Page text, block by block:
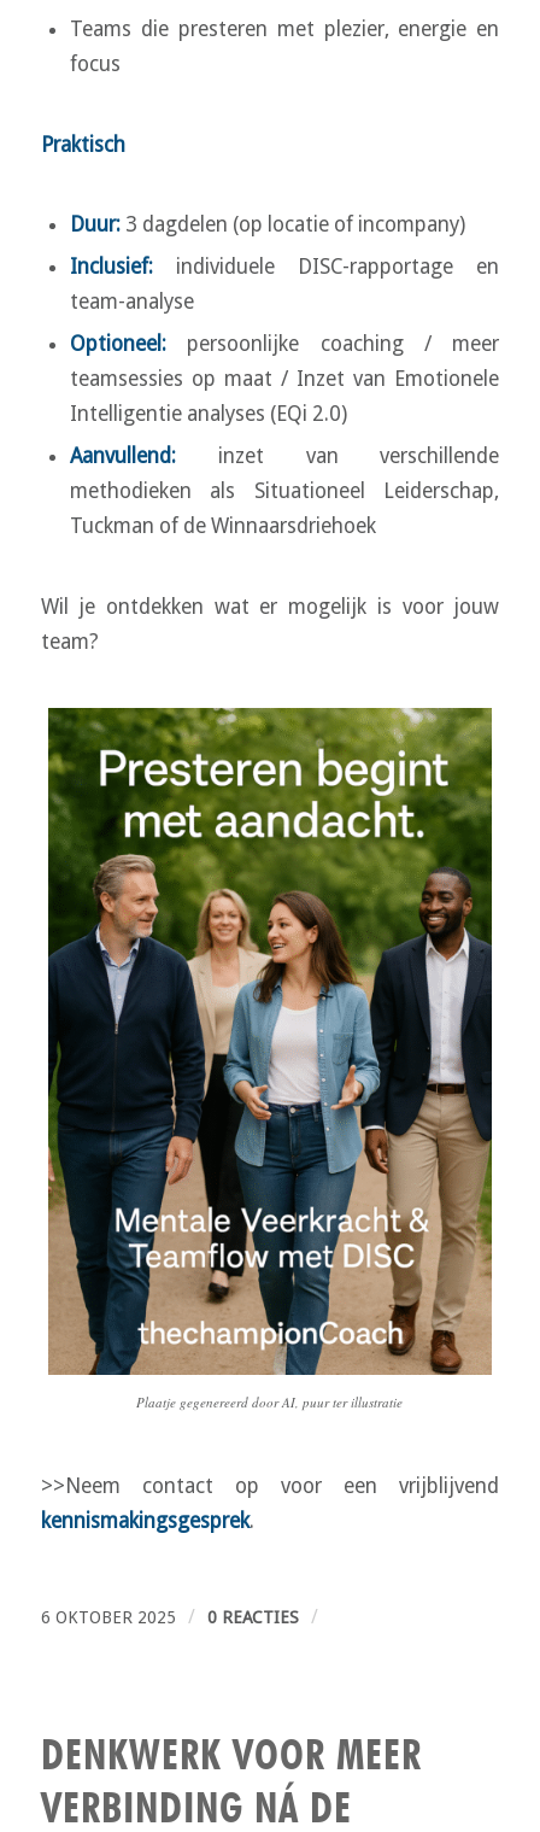
Teams die presteren met plezier, energie en
focus
Praktisch
Duur:3 dagdelen (op locatie of incompany)
Inclusief:individuele DISC-rapportage en
team-analyse
Optioneel:persoonlijke coaching / meer
teamsessies op maat / Inzet van Emotionele
Intelligentie analyses (EQi 2.0)
Aanvullend:inzet van verschillende
methodieken als Situationeel Leiderschap,
Tuckman of de Winnaarsdriehoek
Wil je ontdekken wat er mogelijk is voor jouw
team?
Plaatje gegenereerd door AI, puur ter illustratie
>>Neem contact op voor een vrijblijvend
kennismakingsgesprek.
6 OKTOBER 2025 / 0 REACTIES /
DENKWERK VOOR MEER
VERBINDING NÁ DE